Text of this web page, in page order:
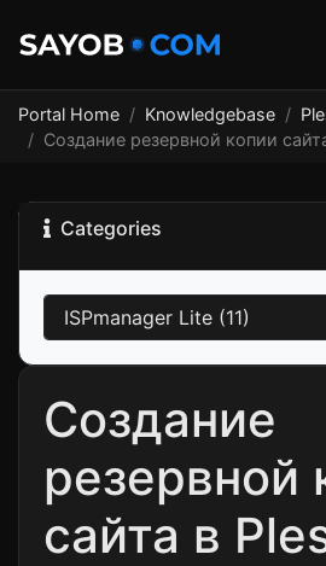
Portal Home Knowledgebase
Создание резервной копии
Categories
Создание
резервной
сайта в